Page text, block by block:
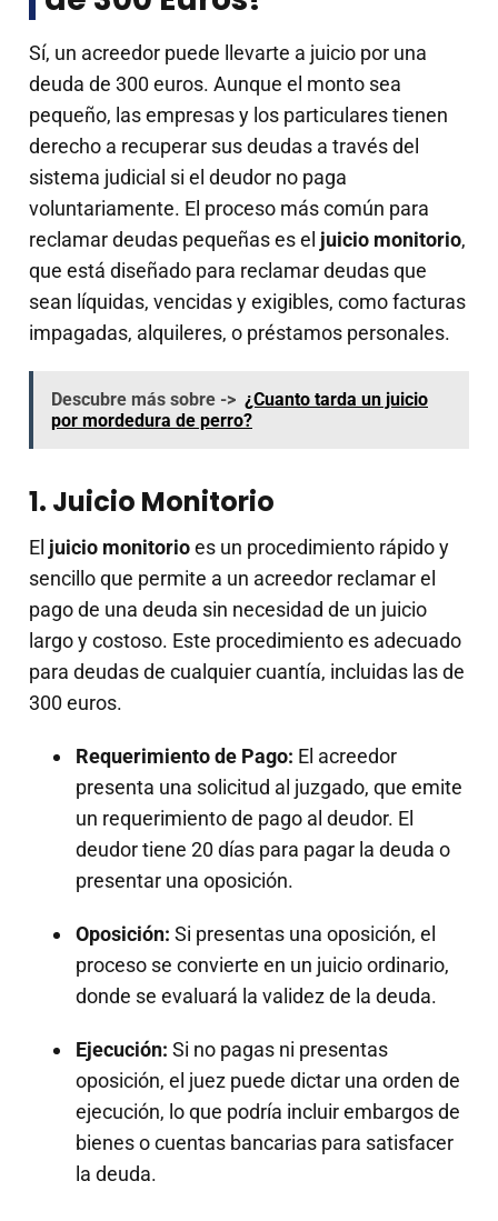
Sí, un acreedor puede llevarte a juicio por una
deuda de 300 euros. Aunque el monto sea
pequeño, las empresas y los particulares tienen
derecho a recuperar sus deudas a través del
sistema judicial si el deudor no paga
voluntariamente. El proceso más común para
reclamar deudas pequeñas es el juicio monitorio,
que está diseñado para reclamar deudas que
sean líquidas, vencidas y exigibles, como facturas
impagadas, alquileres, o préstamos personales.
Descubre más sobre -> ¿Cuanto tarda un juicio
por mordedura de perro?
1. Juicio Monitorio
El juicio monitorioes un procedimiento rápido y
sencillo que permite a un acreedor reclamar el
pago de una deuda sin necesidad de un juicio
largo y costoso. Este procedimiento es adecuado
para deudas de cualquier cuantía, incluidas las de
300 euros.
Requerimiento de Pago: El acreedor
presenta una solicitud al juzgado, que emite
un requerimiento de pago al deudor. El
deudor tiene 20 días para pagar la deuda o
presentar una oposición.
Oposición: Si presentas una oposición, el
proceso se convierte en un juicio ordinario,
donde se evaluará la validez de la deuda.
Ejecución: Si no pagas ni presentas
oposición, el juez puede dictar una orden de
ejecución, lo que podría incluir embargos de
bienes o cuentas bancarias para satisfacer
la deuda.